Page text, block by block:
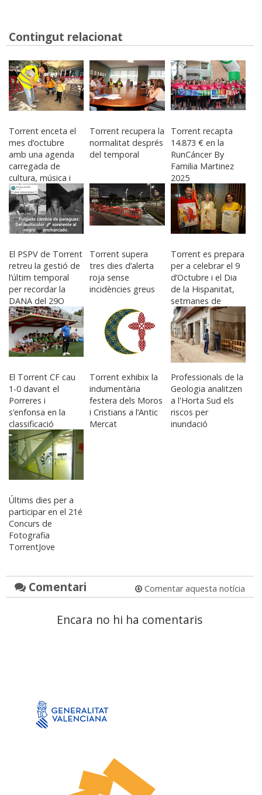
Contingut relacionat
Torrent enceta el
mes d’octubre
amb una agenda
carregada de
cultura, música i
tradició
Torrent recupera la
normalitat després
del temporal
Torrent recapta
14.873 € en la
RunCáncer By
Familia Martinez
2025
El PSPV de Torrent
retreu la gestió de
l’últim temporal
per recordar la
DANA del 29O
Torrent supera
tres dies d’alerta
roja sense
incidències greus
Torrent es prepara
per a celebrar el 9
d’Octubre i el Dia
de la Hispanitat,
setmanes de
cultura i tradició
El Torrent CF cau
1-0 davant el
Porreres i
s’enfonsa en la
classificació
Torrent exhibix la
indumentària
festera dels Moros
i Cristians a l’Antic
Mercat
Professionals de la
Geologia analitzen
a l'Horta Sud els
riscos per
inundació
Últims dies per a
participar en el 21é
Concurs de
Fotografia
TorrentJove
Comentari Comentar aquesta notícia
Encara no hi ha comentaris